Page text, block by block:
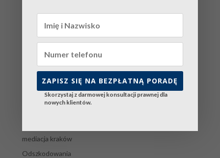
alimenty natychmiastowe i rozwód bez orzekania o winie.
Kompletny przewodnik
Kategorie
Bez kategorii
mediacja kraków
Odszkodowania
ZAPISZ SIĘ NA BEZPŁATNĄ PORADĘ
Skorzystaj z darmowej konsultacji prawnej dla
nowych klientów.